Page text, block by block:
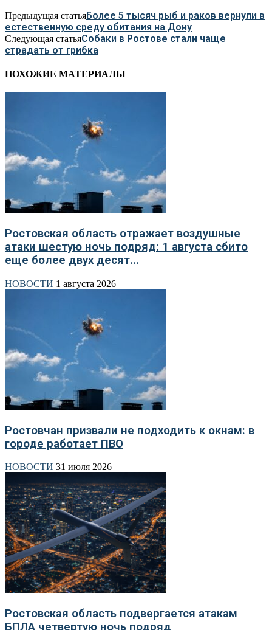
Предыдущая статьяБолее 5 тысяч рыб и раков вернули в
естественную среду обитания на Дону
Следующая статьяСобаки в Ростове стали чаще
страдать от грибка
ПОХОЖИЕ МАТЕРИАЛЫ
Ростовская область отражает воздушные
атаки шестую ночь подряд: 1 августа сбито
еще более двух десят...
НОВОСТИ 1 августа 2026
Ростовчан призвали не подходить к окнам: в
городе работает ПВО
НОВОСТИ 31 июля 2026
Ростовская область подвергается атакам
БПЛА четвертую ночь подряд